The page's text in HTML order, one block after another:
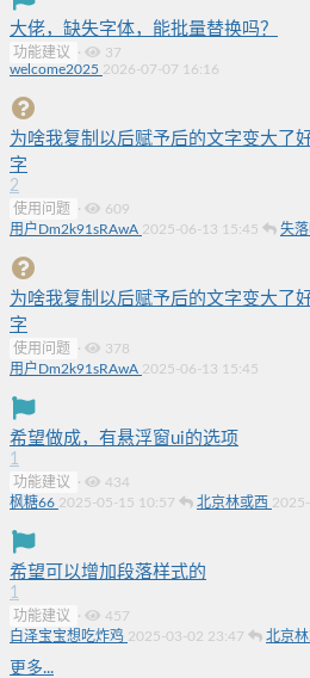
大佬，缺失字体，能批量替换吗？
功能建议 ·
37
welcome2025 2026-07-07 16:16
为啥我复制以后赋予后的文字变大了
字
2
使用问题 ·
609
用户Dm2k91sRAwA 2025-06-13 15:45 失
为啥我复制以后赋予后的文字变大了
字
使用问题 ·
378
用户Dm2k91sRAwA 2025-06-13 15:45
希望做成，有悬浮窗ui的选项
1
功能建议 ·
434
枫糖66 2025-05-15 10:57 北京林或西
希望可以增加段落样式的
1
功能建议 ·
457
白泽宝宝想吃炸鸡 2025-03-02 23:47 北京
更多...